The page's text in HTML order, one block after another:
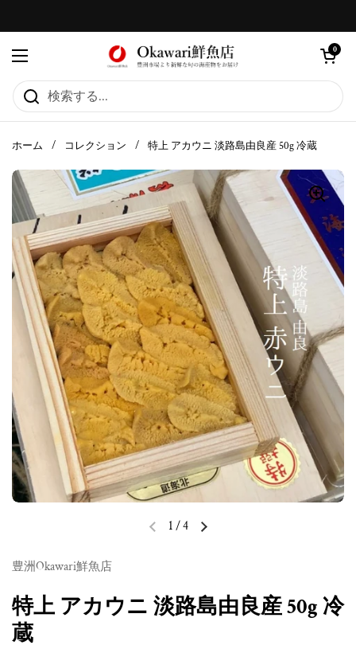
メニューを開く
カートを
0
ホーム / コレクション / 特上 アカウニ 淡路島由良産 50g 冷蔵
前のスライド次のスライド
1 /4
豊洲Okawari鮮魚店
特上 アカウニ 淡路島由良産 50g 冷
蔵